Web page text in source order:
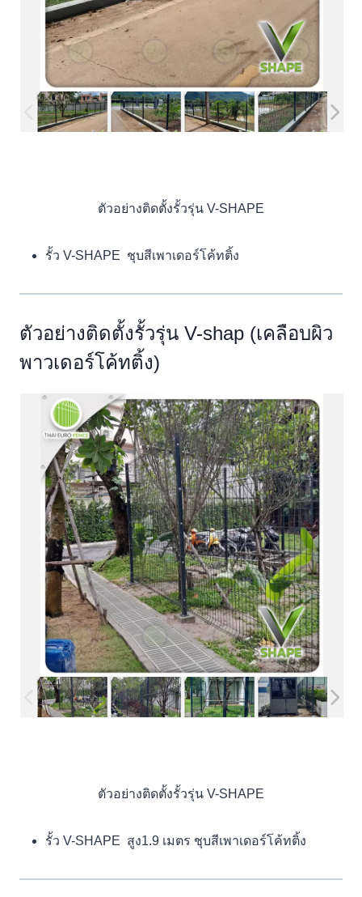
ตัวอย่างติดตั้งรั้วรุ่น V-SHAPE
รั้ว V-SHAPE ชุบสีเพาเดอร์โค้ทติ้ง
ตัวอย่างติดตั้งรั้วรุ่น V-shap (เคลือบผิว
พาวเดอร์โค้ทติ้ง)
ตัวอย่างติดตั้งรั้วรุ่น V-SHAPE
รั้ว V-SHAPE สูง1.9 เมตร ชุบสีเพาเดอร์โค้ทติ้ง